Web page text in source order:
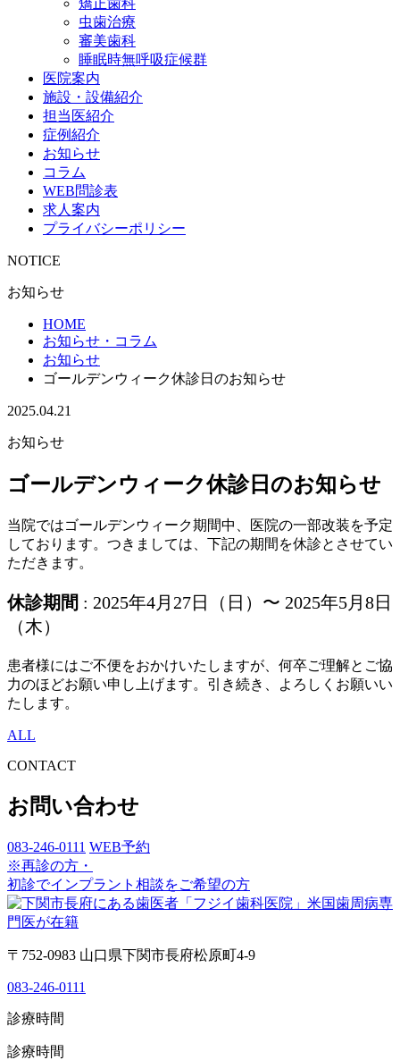
矯正歯科
虫歯治療
審美歯科
睡眠時無呼吸症候群
医院案内
施設・設備紹介
担当医紹介
症例紹介
お知らせ
コラム
WEB問診表
求人案内
プライバシーポリシー
NOTICE
お知らせ
HOME
お知らせ・コラム
お知らせ
ゴールデンウィーク休診日のお知らせ
2025.04.21
お知らせ
ゴールデンウィーク休診日のお知らせ
当院ではゴールデンウィーク期間中、医院の一部改装を予定
しております。つきましては、下記の期間を休診とさせてい
ただきます。
休診期間 : 2025年4月27日（日）〜 2025年5月8日
（木）
患者様にはご不便をおかけいたしますが、何卒ご理解とご協
力のほどお願い申し上げます。引き続き、よろしくお願いい
たします。
ALL
CONTACT
お問い合わせ
083-246-0111 WEB予約
※再診の方・
初診でインプラント相談をご希望の方
〒752-0983 山口県下関市長府松原町4-9
083-246-0111
診療時間
診療時間